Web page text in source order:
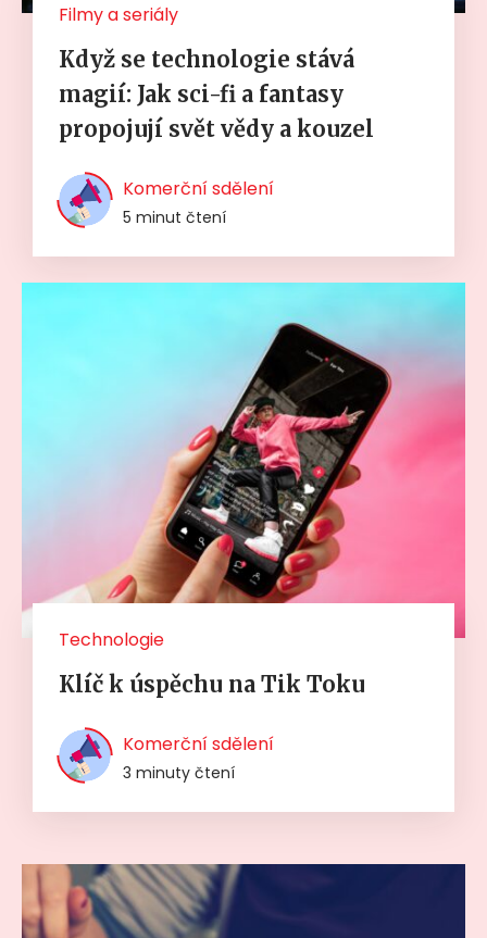
Filmy a seriály
Když se technologie stává
magií: Jak sci-fi a fantasy
propojují svět vědy a kouzel
Komerční sdělení
5 minut čtení
Technologie
Klíč k úspěchu na Tik Toku
Komerční sdělení
3 minuty čtení